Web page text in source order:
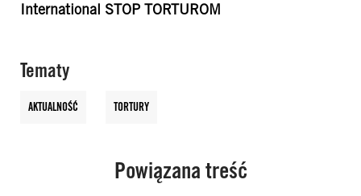
International STOP TORTUROM
Tematy
AKTUALNOŚĆ TORTURY
Powiązana treść